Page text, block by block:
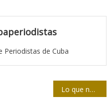
Periodistas de Cuba
Lo que nos enseñó Fidel